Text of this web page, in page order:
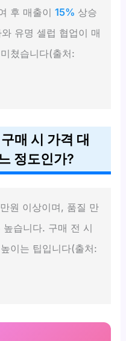
후 매출이15% 상승
유명 셀럽 협업이 매
쳤습니다(출처:
매 시 가격 대
정도인가?
원 이상이며, 품질 만
높습니다. 구매 전 시
이는 팁입니다(출처: